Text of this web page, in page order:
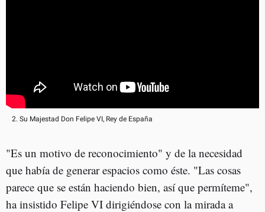
2. Su Majestad Don Felipe VI, Rey de España
"Es un motivo de reconocimiento" y de la necesidad
que había de generar espacios como éste. "Las cosas
parece que se están haciendo bien, así que permíteme",
ha insistido Felipe VI dirigiéndose con la mirada a